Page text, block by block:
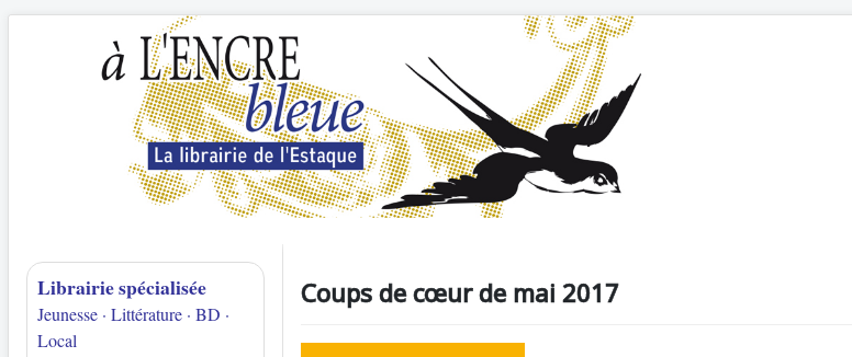
Librairie spécialisée
Jeunesse · Littérature · BD ·
Local
Coups de cœur de mai 2017